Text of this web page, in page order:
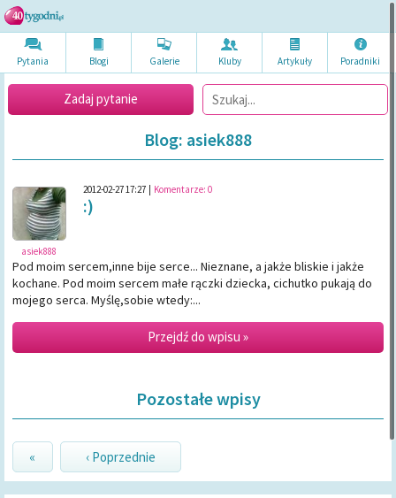
Pytania Blogi Galerie Kluby Artykuły Poradniki
Zadaj pytanie
Blog: asiek888
asiek888
2012-02-27 17:27 Komentarze: 0
:)
Pod moim sercem,inne bije serce... Nieznane, a jakże bliskie i jakże
kochane. Pod moim sercem małe rączki dziecka, cichutko pukają do
mojego serca. Myślę,sobie wtedy:...
Przejdź do wpisu »
Pozostałe wpisy
« ‹ Poprzednie